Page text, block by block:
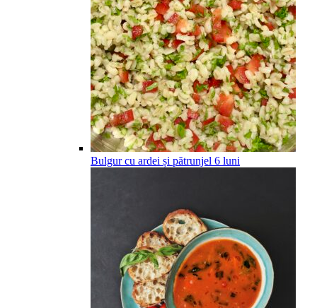
Bulgur cu ardei și pătrunjel 6 luni